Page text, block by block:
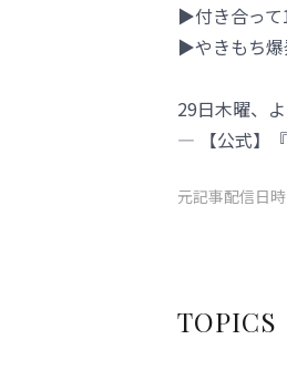
▶︎付き合って
▶︎やきもち爆
29日木曜、
— 【公式】
元記事配信日時
TOPICS